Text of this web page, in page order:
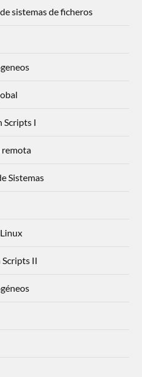
sistemas de ficheros
Scripts I
remota
Sistemas
II